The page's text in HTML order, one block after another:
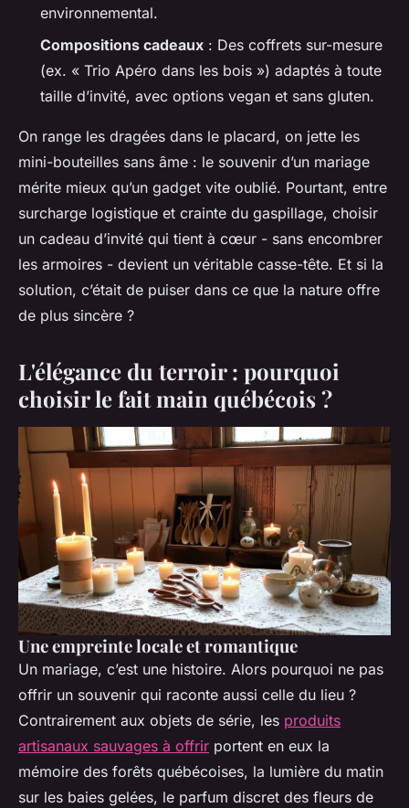
environnemental.
Compositions cadeaux : Des coffrets sur-mesure
(ex. « Trio Apéro dans les bois ») adaptés à toute
taille d’invité, avec options vegan et sans gluten.
On range les dragées dans le placard, on jette les
mini-bouteilles sans âme : le souvenir d’un mariage
mérite mieux qu’un gadget vite oublié. Pourtant, entre
surcharge logistique et crainte du gaspillage, choisir
un cadeau d’invité qui tient à cœur - sans encombrer
les armoires - devient un véritable casse-tête. Et si la
solution, c’était de puiser dans ce que la nature offre
de plus sincère ?
L'élégance du terroir : pourquoi
choisir le fait main québécois ?
Une empreinte locale et romantique
Un mariage, c’est une histoire. Alors pourquoi ne pas
offrir un souvenir qui raconte aussi celle du lieu ?
Contrairement aux objets de série, les produits
artisanaux sauvages à offrir portent en eux la
mémoire des forêts québécoises, la lumière du matin
sur les baies gelées, le parfum discret des fleurs de